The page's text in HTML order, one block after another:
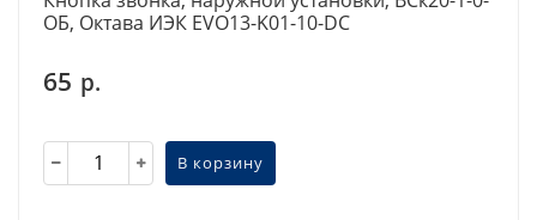
ОБ, Октава ИЭК EVO13-K01-10-DC
65 р.
В корзину